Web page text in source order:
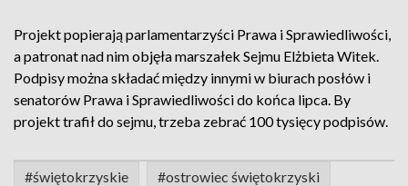
Projekt popierają parlamentarzyści Prawa i Sprawiedliwości,
a patronat nad nim objęła marszałek Sejmu Elżbieta Witek.
Podpisy można składać między innymi w biurach posłów i
senatorów Prawa i Sprawiedliwości do końca lipca. By
projekt trafił do sejmu, trzeba zebrać 100 tysięcy podpisów.
#świętokrzyskie #ostrowiec świętokrzyski